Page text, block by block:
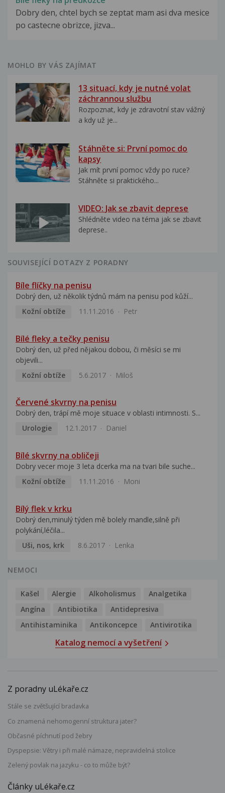
Dobry den, chtel bych se zeptat mam asi dva mesice
po castecne obrizce, jizva...
MOHLO BY VÁS ZAJÍMAT
13 situací, kdy je nutné volat
záchrannou službu
Rozpoznat, kdy je zdravotní stav vážný
a kdy už je...
Stáhněte si: První pomoc do
kapsy
Jak mít první pomoc vždy po ruce?
Stáhněte si praktického...
VIDEO: Jak se zbavit deprese
Shlédněte video na téma jak se zbavit
deprese..
SOUVISEJÍCÍ DOTAZY Z PORADNY
Bíle flíčky na penisu
Dobrý den, už několik týdnů mám na penisu pod kůží...
Kožní obtíže
11.11.2016 Petr
Bílé fleky a tečky penisu
Dobrý den, už před nějakou dobou, či měsíci se mi
objevili...
Kožní obtíže
5.6.2017 Miloš
Červené skvrny na penisu
Dobrý den, trápí mě moje situace v oblasti intimnosti. S...
Urologie
12.1.2017 Daniel
Bílé skvrny na obličeji
Dobry vecer moje 3 leta dcerka ma na tvari bile suche...
Kožní obtíže
11.11.2016 Moni
Bílý flek v krku
Dobrý den,minulý týden mě bolely mandle,silně při
polykání,léčila...
Uši, nos, krk
8.6.2017 Lenka
NEMOCI
Kašel Alergie Alkoholismus
Analgetika
Angína
Antibiotika
Antidepresiva
Antihistaminika
Antikoncepce Antivirotika
Katalog nemocí a vyšetření
Z poradny uLékaře.cz
Stále se zvětšující bradavka
Co znamená nehomogenní struktura jater?
Občasné píchnutí pod žebry
Dyspepsie: Větry i při malé námaze, nepravidelná stolice
Zelený povlak na jazyku - co to může být?
Články uLékaře.cz